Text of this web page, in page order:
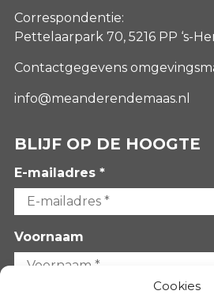
Cookies
Correspondentie:
Pettelaarpark 70, 5216 PP ‘s-
Contactgegevens
info@meanderendemaas.nl
BLIJF OP DE HOOGTE
E-mailadres *
Voornaam